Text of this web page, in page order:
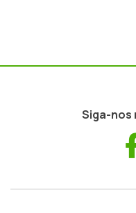
Siga-nos